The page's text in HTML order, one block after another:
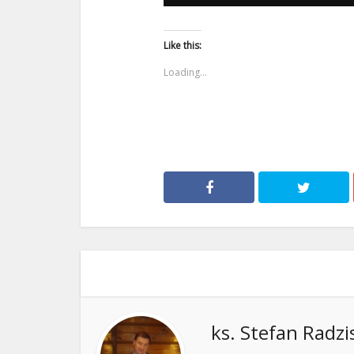
Like this:
Loading...
ks. Stefan